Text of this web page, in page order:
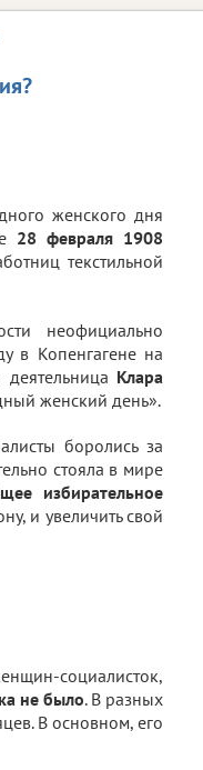
женского дня
28 февраля 1908
текстильной
неофициально
в Копенгагене на
Клара
женский день».
боролись за
стояла в мире
избирательное
и увеличить свой
социалисток,
не было. В разных
В основном, его